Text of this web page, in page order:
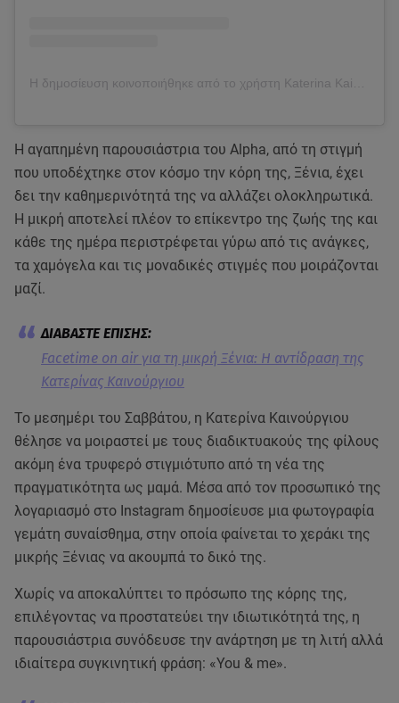
Η αγαπημένη παρουσιάστρια του Alpha, από τη στιγμή
που υποδέχτηκε στον κόσμο την κόρη της, Ξένια, έχει
δει την καθημερινότητά της να αλλάζει ολοκληρωτικά.
Η μικρή αποτελεί πλέον το επίκεντρο της ζωής της και
κάθε της ημέρα περιστρέφεται γύρω από τις ανάγκες,
τα χαμόγελα και τις μοναδικές στιγμές που μοιράζονται
μαζί.
Facetime on air για τη μικρή Ξένια: Η αντίδραση της
Κατερίνας Καινούργιου
Το μεσημέρι του Σαββάτου, η Κατερίνα Καινούργιου
θέλησε να μοιραστεί με τους διαδικτυακούς της φίλους
ακόμη ένα τρυφερό στιγμιότυπο από τη νέα της
πραγματικότητα ως μαμά. Μέσα από τον προσωπικό της
λογαριασμό στο Instagram δημοσίευσε μια φωτογραφία
γεμάτη συναίσθημα, στην οποία φαίνεται το χεράκι της
μικρής Ξένιας να ακουμπά το δικό της.
Χωρίς να αποκαλύπτει το πρόσωπο της κόρης της,
επιλέγοντας να προστατεύει την ιδιωτικότητά της, η
παρουσιάστρια συνόδευσε την ανάρτηση με τη λιτή αλλά
ιδιαίτερα συγκινητική φράση: «You & me».